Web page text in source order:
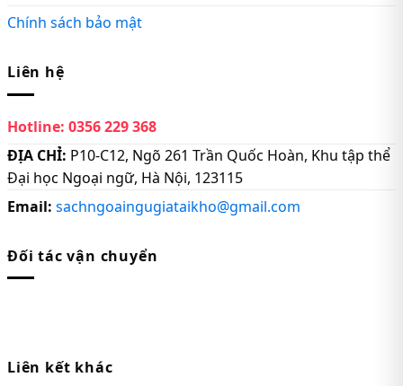
Chính sách bảo mật
Liên hệ
Hotline: 0356 229 368
ĐỊA CHỈ: P10-C12, Ngõ 261 Trần Quốc Hoàn, Khu tập thể
Đại học Ngoại ngữ, Hà Nội, 123115
Email: sachngoaingugiataikho@gmail.com
Đối tác vận chuyển
Liên kết khác